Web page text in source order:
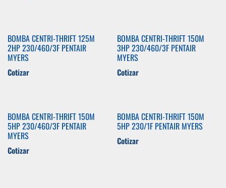
BOMBA CENTRI-THRIFT 125M
2HP 230/460/3F PENTAIR
MYERS
Cotizar
BOMBA CENTRI-THRIFT 150M
3HP 230/460/3F PENTAIR
MYERS
Cotizar
BOMBA CENTRI-THRIFT 150M
5HP 230/460/3F PENTAIR
MYERS
Cotizar
BOMBA CENTRI-THRIFT 150M
5HP 230/1F PENTAIR MYERS
Cotizar